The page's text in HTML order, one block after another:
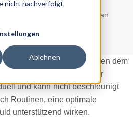
nicht nachverfolgt
Ablehnen
sollen keine professionelle
Wenden Sie sich immer an
beginnen meist zwischen dem
zu verbinden. Dieser
und kann nicht beschleunigt
Routinen, eine optimale
unterstützend wirken.